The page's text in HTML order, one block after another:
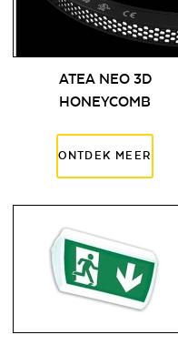
ATEA NEO 3D
HONEYCOMB